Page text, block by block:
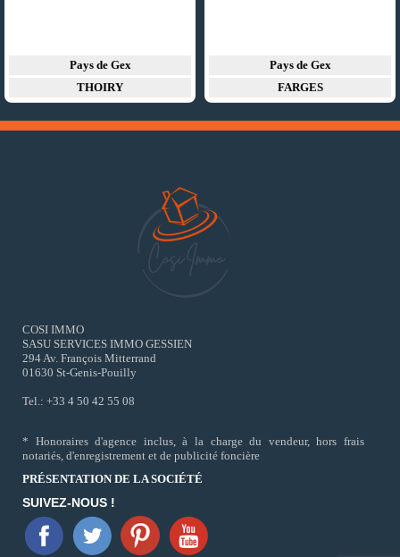
Pays de Gex
THOIRY
Pays de Gex
FARGES
COSI IMMO
SASU SERVICES IMMO GESSIEN
294 Av. François Mitterrand
01630 St-Genis-Pouilly
Tel.: +33 4 50 42 55 08
* Honoraires d'agence inclus, à la charge du vendeur, hors frais
notariés, d'enregistrement et de publicité foncière
PRÉSENTATION DE LA SOCIÉTÉ
SUIVEZ-NOUS !